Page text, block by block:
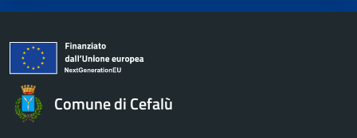
Comune di Cefalù